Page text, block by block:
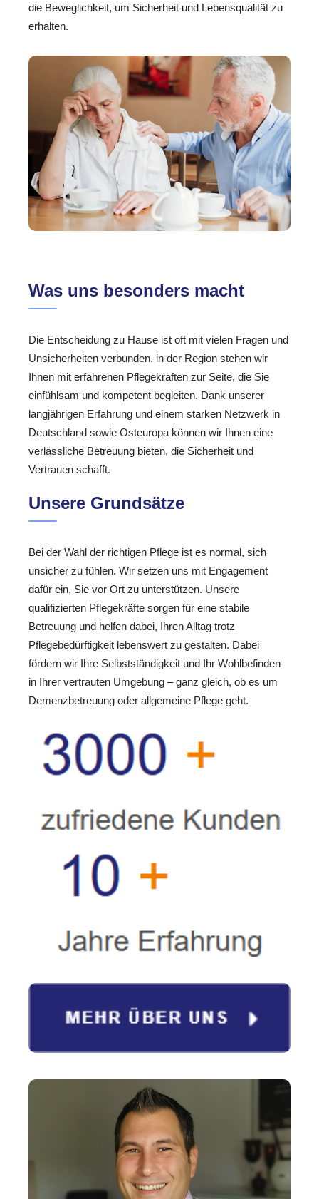
die Beweglichkeit, um Sicherheit und Lebensqualität zu
erhalten.
Was uns besonders macht
Die Entscheidung zu Hause ist oft mit vielen Fragen und
Unsicherheiten verbunden. in der Region stehen wir
Ihnen mit erfahrenen Pflegekräften zur Seite, die Sie
einfühlsam und kompetent begleiten. Dank unserer
langjährigen Erfahrung und einem starken Netzwerk in
Deutschland sowie Osteuropa können wir Ihnen eine
verlässliche Betreuung bieten, die Sicherheit und
Vertrauen schafft.
Unsere Grundsätze
Bei der Wahl der richtigen Pflege ist es normal, sich
unsicher zu fühlen. Wir setzen uns mit Engagement
dafür ein, Sie vor Ort zu unterstützen. Unsere
qualifizierten Pflegekräfte sorgen für eine stabile
Betreuung und helfen dabei, Ihren Alltag trotz
Pflegebedürftigkeit lebenswert zu gestalten. Dabei
fördern wir Ihre Selbstständigkeit und Ihr Wohlbefinden
in Ihrer vertrauten Umgebung – ganz gleich, ob es um
Demenzbetreuung oder allgemeine Pflege geht.